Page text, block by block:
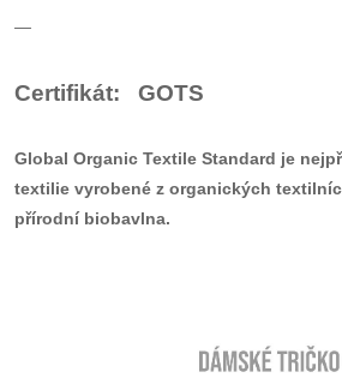
—
Certifikát: GOTS
Global Organic Textile Standard je
textilie vyrobené z organických
přírodní biobavlna.